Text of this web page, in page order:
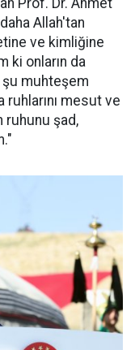
Prof. Dr. Ahmet
Allah'tan
ve kimliğine
ki onların da
şu muhteşem
mesut ve
ruhunu şad,